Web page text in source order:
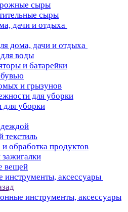
сыры
сыры
дачи и отдыха
дома, дачи и отдыха
воды
и батарейки
и грызунов
для уборки
для уборки
текстиль
и обработка продуктов
вещей
инструменты, аксессуары
инструменты, аксессуары